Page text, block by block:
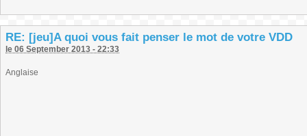
RE: [jeu]A quoi vous fait penser le mot de votre VDD
le 06 September 2013 - 22:33
Anglaise